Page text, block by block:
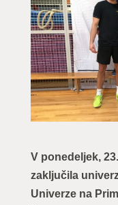
V ponedeljek,
zaključila
Univerze na